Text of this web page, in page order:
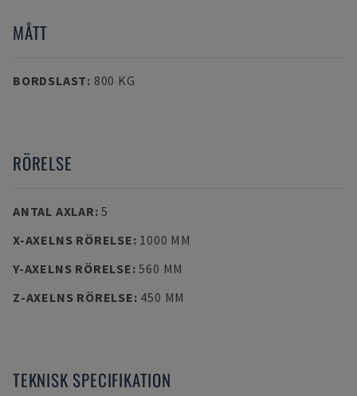
MÅTT
BORDSLAST: 800 KG
RÖRELSE
ANTAL AXLAR:5
X-AXELNS RÖRELSE: 1000 MM
Y-AXELNS RÖRELSE:560 MM
Z-AXELNS RÖRELSE: 450 MM
TEKNISK SPECIFIKATION